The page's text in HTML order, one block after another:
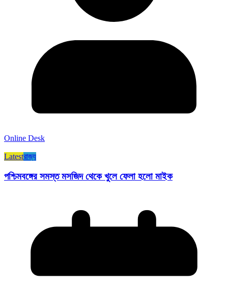
Online Desk
Latestরাজ্য​
পশ্চিমবঙ্গের সমস্ত মসজিদ থেকে খুলে ফেলা হলো মাইক